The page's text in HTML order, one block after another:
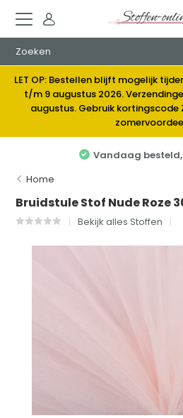
LET OP: Bestellen blijft mogelijk
t/m 9 augustus 2026.
augustus. Gebruik kortingscode
Vandaag besteld,
Home
Bruidstule Stof Nude Roze
Bekijk alles Stoffen